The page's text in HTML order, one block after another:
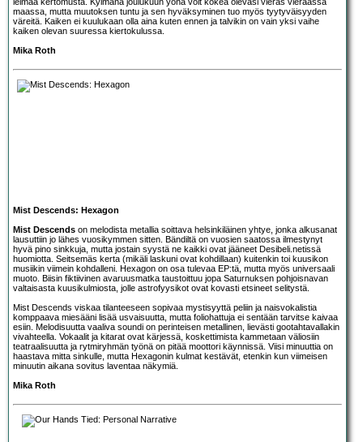
maassa, mutta muutoksen tuntu ja sen hyväksyminen tuo myös tyytyväisyyden
väreitä. Kaiken ei kuulukaan olla aina kuten ennen ja talvikin on vain yksi vaihe
kaiken olevan suuressa kiertokulussa.
Mika Roth
Mist Descends: Hexagon
Mist Descends on melodista metallia soittava helsinkiläinen yhtye, jonka alkusanat
lausuttiin jo lähes vuosikymmen sitten. Bändiltä on vuosien saatossa ilmestynyt
hyvä pino sinkkuja, mutta jostain syystä ne kaikki ovat jääneet Desibeli.netissä
huomiotta. Seitsemäs kerta (mikäli laskuni ovat kohdillaan) kuitenkin toi kuusikon
musiikin viimein kohdalleni. Hexagon on osa tulevaa EP:tä, mutta myös universaali
muoto. Biisin fiktiivinen avaruusmatka taustoittuu jopa Saturnuksen pohjoisnavan
valtaisasta kuusikulmiosta, jolle astrofyysikot ovat kovasti etsineet selitystä.
Mist Descends viskaa tilanteeseen sopivaa mystisyyttä peliin ja naisvokalistia
komppaava miesääni lisää usvaisuutta, mutta foliohattuja ei sentään tarvitse kaivaa
esiin. Melodisuutta vaaliva soundi on perinteisen metallinen, lievästi gootahtavallakin
vivahteella. Vokaalit ja kitarat ovat kärjessä, koskettimista kammetaan väliosiin
teatraalisuutta ja rytmiryhmän työnä on pitää moottori käynnissä. Viisi minuuttia on
haastava mitta sinkulle, mutta Hexagonin kulmat kestävät, etenkin kun viimeisen
minuutin aikana sovitus laventaa näkymiä.
Mika Roth